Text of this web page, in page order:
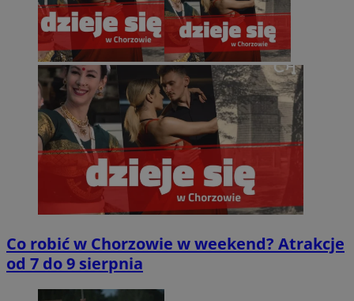
Co robić w Chorzowie w weekend? Atrakcje
od 7 do 9 sierpnia